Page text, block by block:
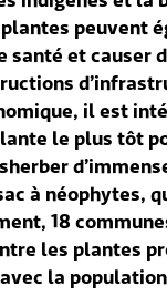
peuvent
santé et causer
il est
le plus tôt
à néophytes,
18
les plantes
la
parents
de
territoire &
finances
et des
et du
Z
d'ouverture